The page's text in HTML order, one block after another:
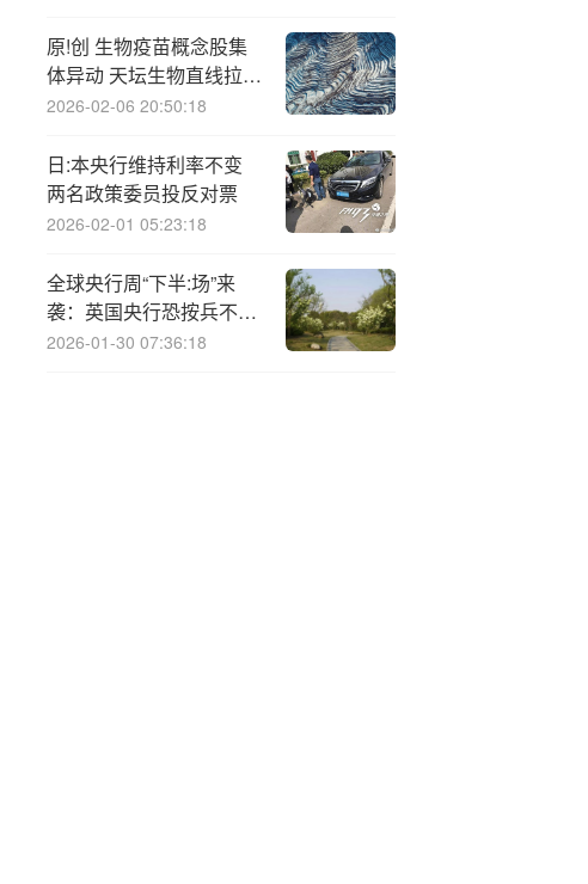
原!创 生物疫苗概念股集
体异动 天坛生物直线拉升
涨停
2026-02-06 20:50:18
日:本央行维持利率不变
两名政策委员投反对票
2026-02-01 05:23:18
全球央行周“下半:场”来
袭：英国央行恐按兵不
动，持续一年的季度性降
2026-01-30 07:36:18